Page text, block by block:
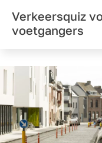
Verkeersquiz
voetgangers